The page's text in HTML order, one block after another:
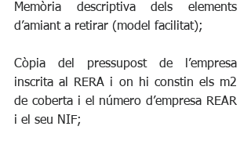
Memòria descriptiva dels elements
d’amiant a retirar (model facilitat);
Còpia del pressupost de l’empresa
inscrita al RERA i on hi constin els m2
de coberta i el número d’empresa REAR
i el seu NIF;